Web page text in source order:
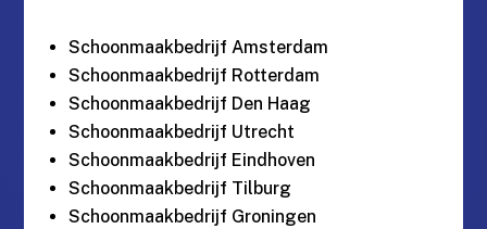
Schoonmaakbedrijf Amsterdam
Schoonmaakbedrijf Rotterdam
Schoonmaakbedrijf Den Haag
Schoonmaakbedrijf Utrecht
Schoonmaakbedrijf Eindhoven
Schoonmaakbedrijf Tilburg
Schoonmaakbedrijf Groningen